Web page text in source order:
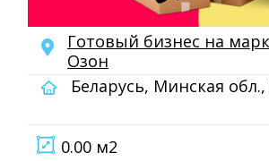
Готовый бизнес на
Озон
Беларусь, Минская
0.00 м2